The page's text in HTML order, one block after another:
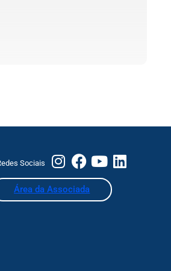
Sociais
Área da Associada